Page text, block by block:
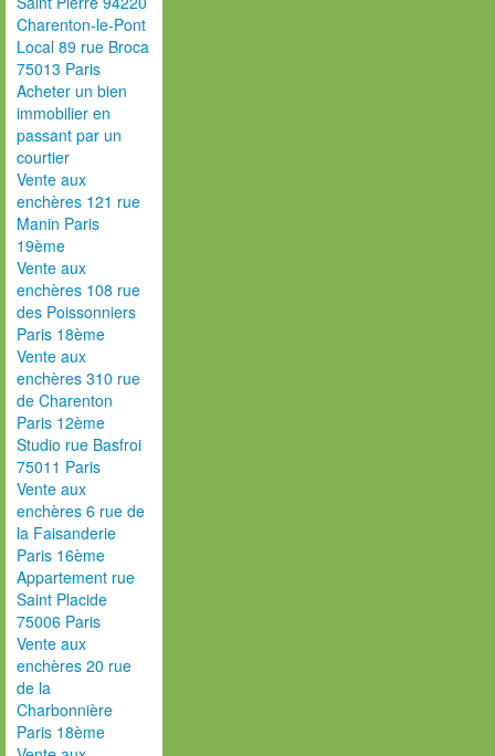
Charenton-le-Pont
Local 89 rue Broca
75013 Paris
Acheter un bien
immobilier en
passant par un
courtier
Vente aux
enchères 121 rue
Manin Paris
19ème
Vente aux
enchères 108 rue
des Poissonniers
Paris 18ème
Vente aux
enchères 310 rue
de Charenton
Paris 12ème
Studio rue Basfroi
75011 Paris
Vente aux
enchères 6 rue de
la Faisanderie
Paris 16ème
Appartement rue
Saint Placide
75006 Paris
Vente aux
enchères 20 rue
de la
Charbonnière
Paris 18ème